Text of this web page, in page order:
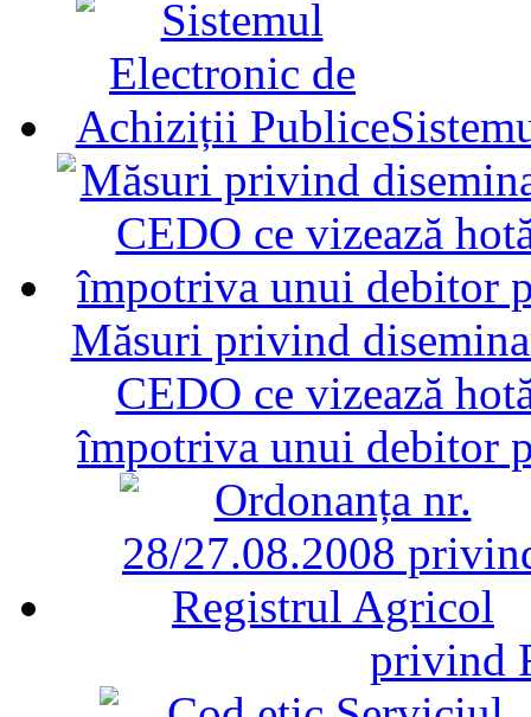
Măsuri privind
CEDO ce vizează
împotriva unui debitor
privind